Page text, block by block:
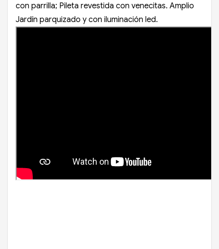
con parrilla; Pileta revestida con venecitas. Amplio
Jardín parquizado y con iluminación led.